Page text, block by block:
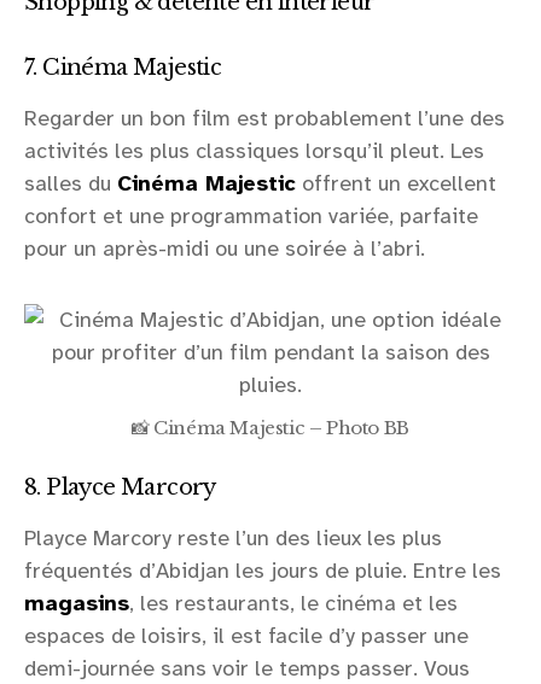
7. Cinéma Majestic
Regarder un bon film est probablement l’une des
activités les plus classiques lorsqu’il pleut. Les
salles du Cinéma Majestic offrent un excellent
confort et une programmation variée, parfaite
pour un après-midi ou une soirée à l’abri.
📸 Cinéma Majestic – Photo BB
8. Playce Marcory
Playce Marcory reste l’un des lieux les plus
fréquentés d’Abidjan les jours de pluie. Entre les
magasins, les restaurants, le cinéma et les
espaces de loisirs, il est facile d’y passer une
demi-journée sans voir le temps passer. Vous